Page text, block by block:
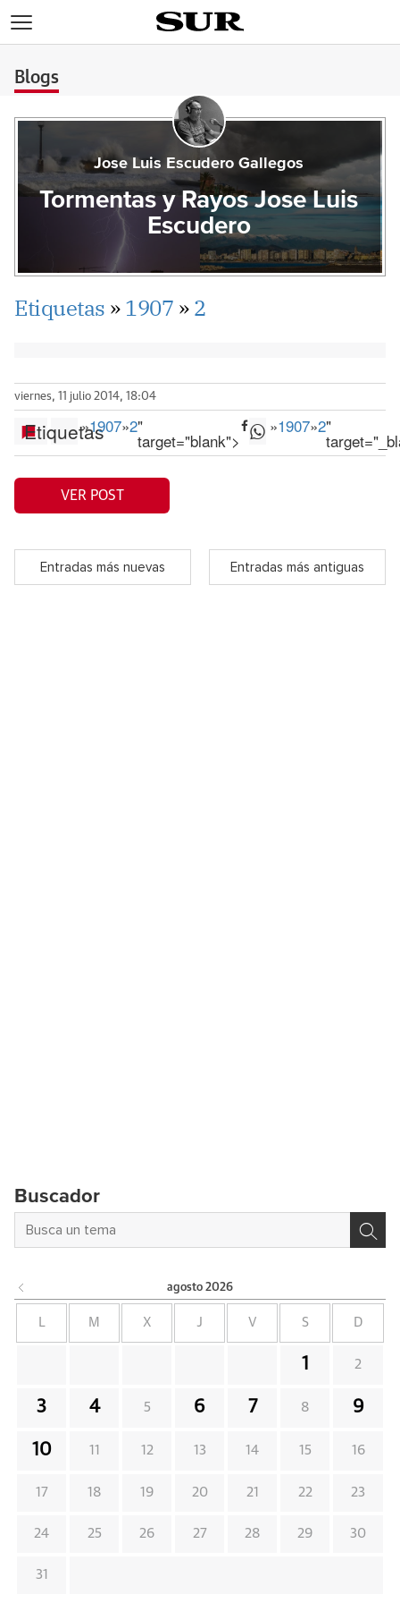
Blogs
Jose Luis Escudero Gallegos
Tormentas y Rayos Jose Luis
Escudero
Etiquetas »1907 »2
viernes, 11 julio 2014, 18:04
Etiquetas
»1907»2"
target="blank">
»1907»2"
VER POST
Entradas más nuevas Entradas más antiguas
Buscador
agosto 2026
L M X J V S D
1 2
3 4 5 6 7 8 9
10 11 12 13 14 15 16
17 18 19 20 21 22 23
24 25 26 27 28 29 30
31